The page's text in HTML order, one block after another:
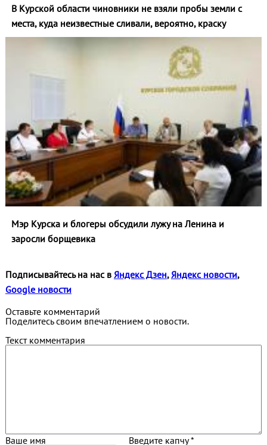
В Курской области чиновники не взяли пробы земли с
места, куда неизвестные сливали, вероятно, краску
Мэр Курска и блогеры обсудили лужу на Ленина и
заросли борщевика
Подписывайтесь на нас в Яндекс Дзен,Яндекс новости,
Google новости
Оставьте комментарий
Поделитесь своим впечатлением о новости.
Текст комментария
Ваше имя Введите капчу *